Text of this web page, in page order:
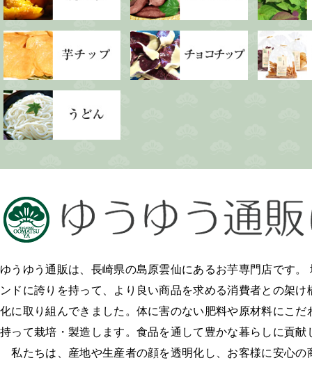
ゆうゆう通販は、長崎県の島原雲仙にあるお芋専門店です。
ンドに誇りを持って、より良い商品を求める消費者との架け
化に取り組んできました。体に害のない肥料や原材料にこだ
持って栽培・製造します。食品を通して豊かな暮らしに貢献
私たちは、産地や生産者の顔を透明化し、お客様に安心の